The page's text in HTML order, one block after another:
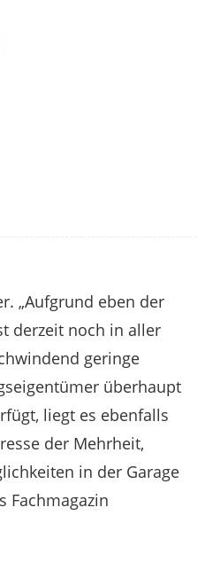
„Aufgrund eben der
derzeit noch in aller
geringe
überhaupt
liegt es ebenfalls
der Mehrheit,
in der Garage
Fachmagazin